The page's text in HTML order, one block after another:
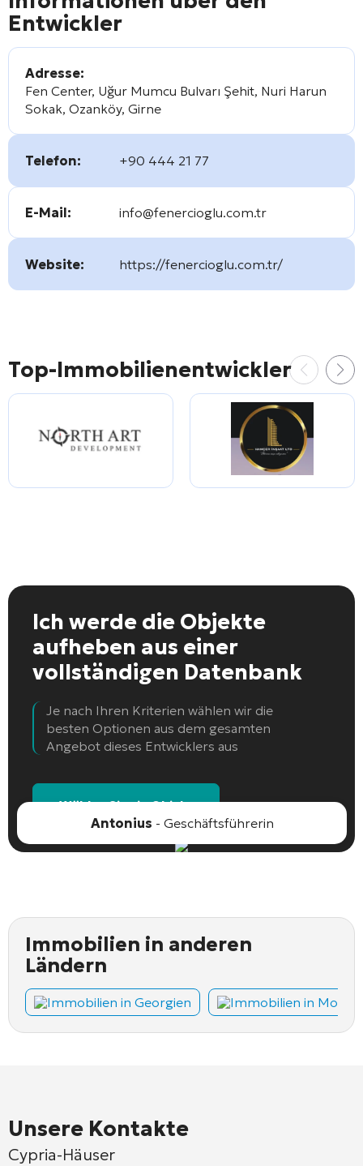
Entwickler
Adresse:
Fen Center, Uğur Mumcu Bulvarı Şehit, Nuri Harun
Sokak, Ozanköy, Girne
Telefon: +90 444 21 77
E-Mail: info@fenercioglu.com.tr
Website: https://fenercioglu.com.tr/
Top-Immobilienentwickler
Ich werde die Objekte
aufheben aus einer
vollständigen Datenbank
Je nach Ihren Kriterien wählen wir die
besten Optionen aus dem gesamten
Angebot dieses Entwicklers aus
Wählen Sie ein Objekt
Antonius - Geschäftsführerin
Immobilien in anderen
Ländern
Immobilien in Georgien Immobilien in
Unsere Kontakte
Cypria-Häuser